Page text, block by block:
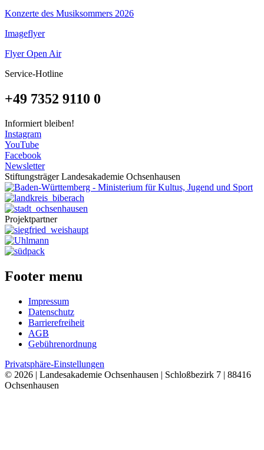
Konzerte des Musiksommers 2026
Imageflyer
Flyer Open Air
Service-Hotline
+49 7352 9110 0
Informiert bleiben!
Instagram
YouTube
Facebook
Newsletter
Stiftungsträger Landesakademie Ochsenhausen
Projektpartner
Footer menu
Impressum
Datenschutz
Barrierefreiheit
AGB
Gebührenordnung
Privatsphäre-Einstellungen
© 2026 | Landesakademie Ochsenhausen | Schloßbezirk 7 | 88416
Ochsenhausen